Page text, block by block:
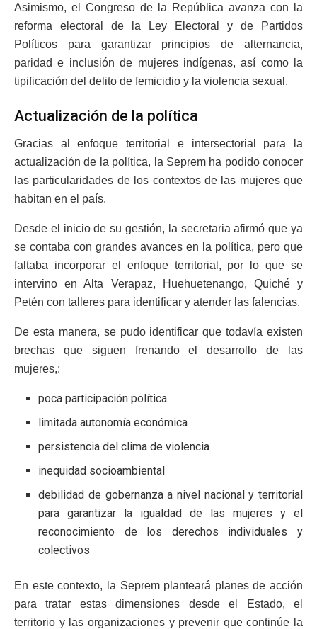
Asimismo, el Congreso de la República avanza con la
reforma electoral de la Ley Electoral y de Partidos
Políticos para garantizar principios de alternancia,
paridad e inclusión de mujeres indígenas, así como la
tipificación del delito de femicidio y la violencia sexual.
Actualización de la política
Gracias al enfoque territorial e intersectorial para la
actualización de la política, la Seprem ha podido conocer
las particularidades de los contextos de las mujeres que
habitan en el país.
Desde el inicio de su gestión, la secretaria afirmó que ya
se contaba con grandes avances en la política, pero que
faltaba incorporar el enfoque territorial, por lo que se
intervino en Alta Verapaz, Huehuetenango, Quiché y
Petén con talleres para identificar y atender las falencias.
De esta manera, se pudo identificar que todavía existen
brechas que siguen frenando el desarrollo de las
mujeres,:
poca participación política
limitada autonomía económica
persistencia del clima de violencia
inequidad socioambiental
debilidad de gobernanza a nivel nacional y territorial
para garantizar la igualdad de las mujeres y el
reconocimiento de los derechos individuales y
colectivos
En este contexto, la Seprem planteará planes de acción
para tratar estas dimensiones desde el Estado, el
territorio y las organizaciones y prevenir que continúe la